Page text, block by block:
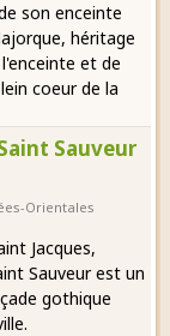
son enceinte
héritage
et de
coeur de la
Sauveur
Orientales
Jacques,
Sauveur est un
gothique